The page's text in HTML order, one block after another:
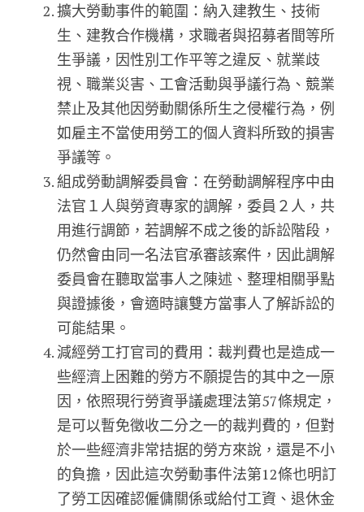
擴大勞動事件的範圍：納入建教生、技術
生、建教合作機構，求職者與招募者間等所
生爭議，因性別工作平等之違反、就業歧
視、職業災害、工會活動與爭議行為、競業
禁止及其他因勞動關係所生之侵權行為，例
如雇主不當使用勞工的個人資料所致的損害
爭議等。
組成勞動調解委員會：在勞動調解程序中由
法官１人與勞資專家的調解，委員２人，共
用進行調節，若調解不成之後的訴訟階段，
仍然會由同一名法官承審該案件，因此調解
委員會在聽取當事人之陳述、整理相關爭點
與證據後，會適時讓雙方當事人了解訴訟的
可能結果。
減經勞工打官司的費用：裁判費也是造成一
些經濟上困難的勞方不願提告的其中之一原
因，依照現行勞資爭議處理法第57條規定，
是可以暫免徵收二分之一的裁判費的，但對
於一些經濟非常拮据的勞方來說，還是不小
的負擔，因此這次勞動事件法第12條也明訂
了勞工因確認僱傭關係或給付工資、退休金